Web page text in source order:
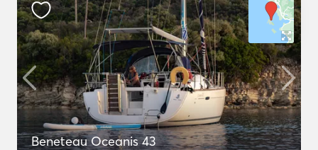
Beneteau Oceanis 43